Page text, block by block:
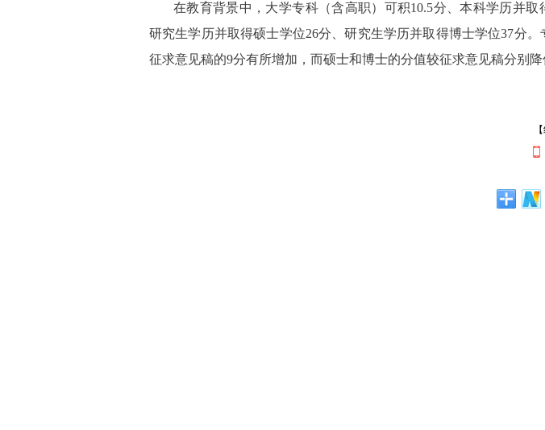
在教育背景中，大学专科（含高职）可积10.5分、本科学历并取
研究生学历并取得硕士学位26分、研究生学历并取得博士学位37分
征求意见稿的9分有所增加，而硕士和博士的分值较征求意见稿分别降